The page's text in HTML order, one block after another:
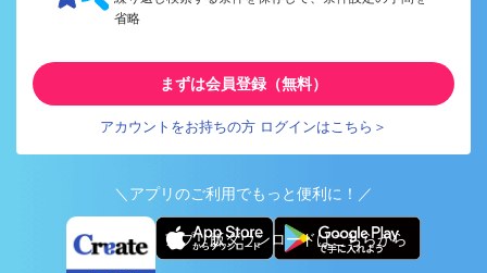
省略
まずは会員登録（無料）
アカウントをお持ちの方 ログインはこちら＞
＼アプリのご利用でもっと便利に！／
アプリ版ダウンロードはこちらから